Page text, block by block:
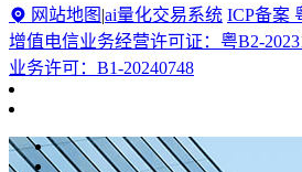
网站地图 |ai量化交易系统 ICP备案
增值电信业务经营许可证：粤B2-
业务许可：B1-20240748